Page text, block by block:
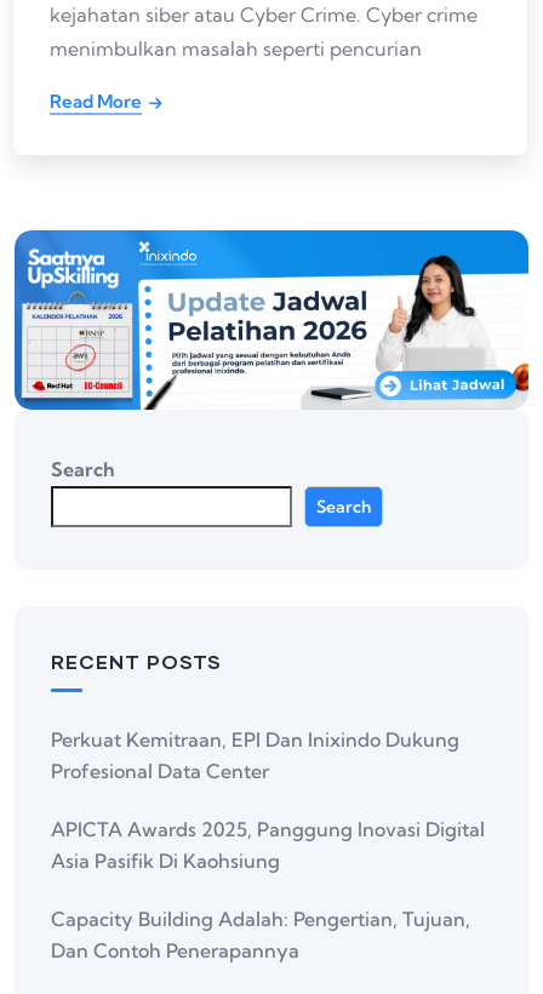
kejahatan siber atau Cyber Crime. Cyber crime
menimbulkan masalah seperti pencurian
Read More
Search
Search
RECENT POSTS
Perkuat Kemitraan, EPI Dan Inixindo Dukung
Profesional Data Center
APICTA Awards 2025, Panggung Inovasi Digital
Asia Pasifik Di Kaohsiung
Capacity Building Adalah: Pengertian, Tujuan,
Dan Contoh Penerapannya